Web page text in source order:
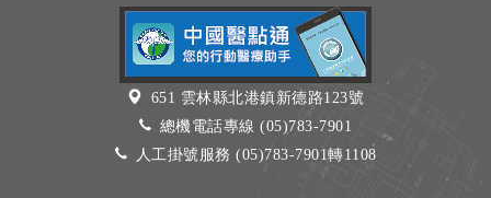
651 雲林縣北港鎮新德路123號
總機電話專線 (05)783-7901
人工掛號服務 (05)783-7901轉1108